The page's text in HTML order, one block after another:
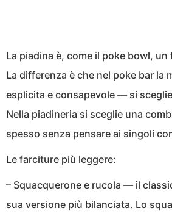
La piadina è, come il poke bowl,
La differenza è che nel poke bar la
esplicita e consapevole — si
Nella piadineria si sceglie una
spesso senza pensare ai singoli
Le farciture più leggere:
– Squacquerone e rucola — il
sua versione più bilanciata. Lo